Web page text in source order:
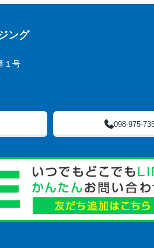
ング
１号
098-975-